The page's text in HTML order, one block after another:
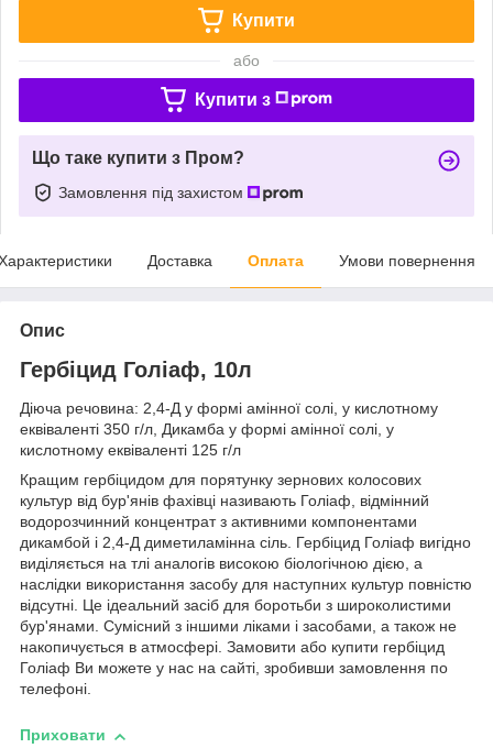
Купити
або
Купити з
Що таке купити з Пром?
Замовлення під захистом
Доставка Оплата Умови повернення
Опис
Гербіцид Голіаф, 10л
Дiюча речовина: 2,4-Д у формі амінної солі, у кислотному
еквіваленті 350 г/л, Дикамба у формі амінної солі, у
кислотному еквіваленті 125 г/л
Кращим гербіцидом для порятунку зернових колосових
культур від бур'янів фахівці називають Голіаф, відмінний
водорозчинний концентрат з активними компонентами
дикамбой і 2,4-Д диметиламінна сіль. Гербіцид Голіаф вигідно
виділяється на тлі аналогів високою біологічною дією, а
наслідки використання засобу для наступних культур повністю
відсутні. Це ідеальний засіб для боротьби з широколистими
бур'янами. Сумісний з іншими ліками і засобами, а також не
накопичується в атмосфері. Замовити або купити гербіцид
Голіаф Ви можете у нас на сайті, зробивши замовлення по
телефоні.
Приховати